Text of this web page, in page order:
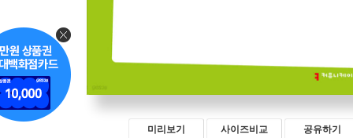
미리보기 사이즈비교 공유하기